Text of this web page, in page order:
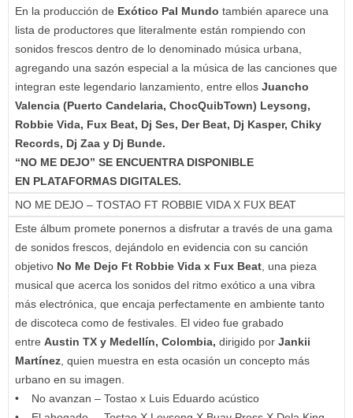
En la producción de Exótico Pal Mundo también aparece una
lista de productores que literalmente están rompiendo con
sonidos frescos dentro de lo denominado música urbana,
agregando una sazón especial a la música de las canciones que
integran este legendario lanzamiento, entre ellos Juancho
Valencia (Puerto Candelaria, ChocQuibTown) Leysong,
Robbie Vida, Fux Beat, Dj Ses, Der Beat, Dj Kasper, Chiky
Records, Dj Zaa y Dj Bunde.
“NO ME DEJO” SE ENCUENTRA DISPONIBLE
EN PLATAFORMAS DIGITALES.
NO ME DEJO – TOSTAO FT ROBBIE VIDA X FUX BEAT
Este álbum promete ponernos a disfrutar a través de una gama
de sonidos frescos, dejándolo en evidencia con su canción
objetivo No Me Dejo Ft Robbie Vida x Fux Beat , una pieza
musical que acerca los sonidos del ritmo exótico a una vibra
más electrónica, que encaja perfectamente en ambiente tanto
de discoteca como de festivales. El video fue grabado
entre Austin TX y Medellín, Colombia, dirigido por Jankii
Martínez , quien muestra en esta ocasión un concepto más
urbano en su imagen.
• No avanzan – Tostao x Luis Eduardo acústico